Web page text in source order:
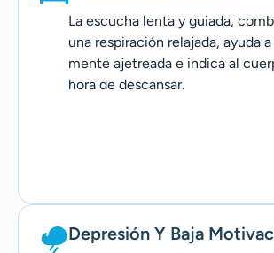
La escucha lenta y guiada,
una respiración relajada, ayuda
mente ajetreada e indica al
hora de descansar.
Depresión Y Baja